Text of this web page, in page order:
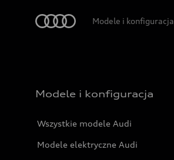
Modele i konfiguracja
Modele i konfiguracja
Wszystkie modele Audi
Modele elektryczne Audi